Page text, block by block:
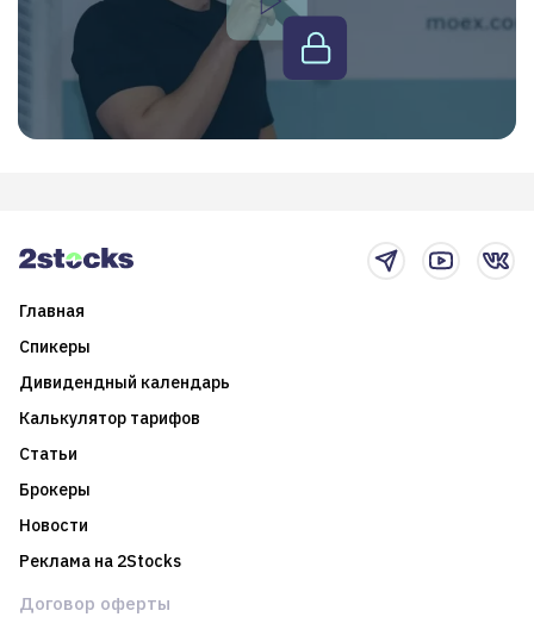
Главная
Спикеры
Дивидендный календарь
Калькулятор тарифов
Статьи
Брокеры
Новости
Реклама на 2Stocks
Договор оферты